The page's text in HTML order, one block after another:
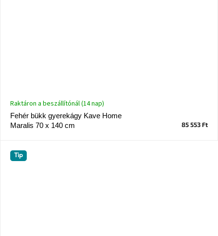
Fehér bükk gyerekágy Kave Home
Maralis 70 x 140 cm
Raktáron a beszállítónál (14 nap)
85 553 Ft
Tip